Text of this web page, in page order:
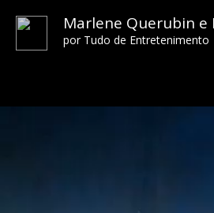
Marlene Querubin e
por Tudo de Entretenimento